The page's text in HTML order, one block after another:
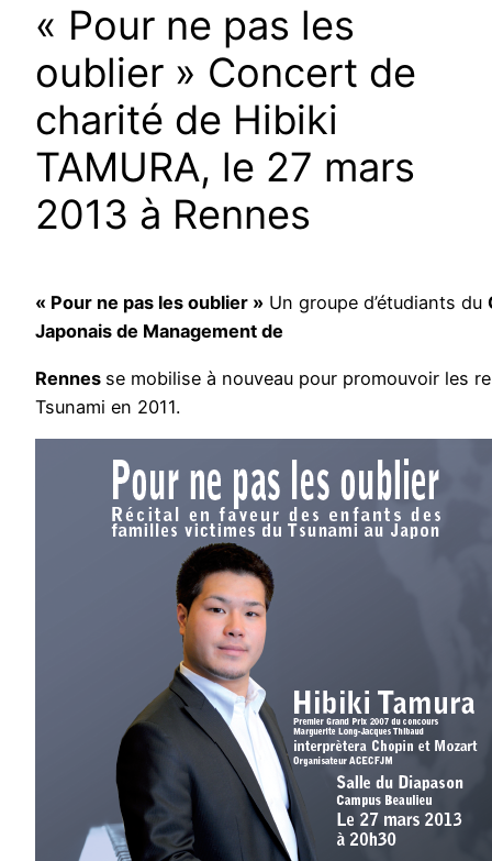
« Pour ne pas les
oublier » Concert de
charité de Hibiki
TAMURA, le 27 mars
2013 à Rennes
« Pour ne pas les oublier » Un groupe d’étudiants du
Japonais de Management de
Rennes se mobilise à nouveau pour promouvoir les
Tsunami en 2011.